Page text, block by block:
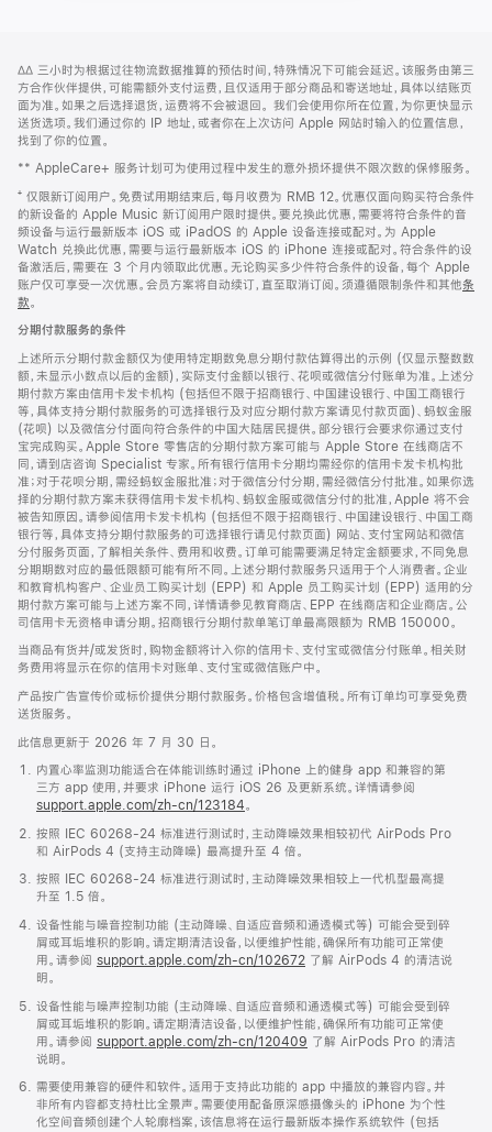
页
页
脚
注
∆∆ 三小时为根据过往物流数据推算的预估时间，特殊情况下可能会延迟。该服务由第三
方合作伙伴提供，可能需额外支付运费，且仅适用于部分商品和寄送地址，具体以结账页
面为准。如果之后选择退货，运费将不会被退回。 我们会使用你所在位置，为你更快显示
送货选项。我们通过你的 IP 地址，或者你在上次访问 Apple 网站时输入的位置信息，
找到了你的位置。
** AppleCare+ 服务计划可为使用过程中发生的意外损坏提供不限次数的保修服务。
⁺ 仅限新订阅用户。免费试用期结束后，每月收费为 RMB 12。优惠仅面向购买符合条件
的新设备的 Apple Music 新订阅用户限时提供。要兑换此优惠，需要将符合条件的音
频设备与运行最新版本 iOS 或 iPadOS 的 Apple 设备连接或配对。为 Apple
Watch 兑换此优惠，需要与运行最新版本 iOS 的 iPhone 连接或配对。符合条件的设
备激活后，需要在 3 个月内领取此优惠。无论购买多少件符合条件的设备，每个 Apple
账户仅可享受一次优惠。会员方案将自动续订，直至取消订阅。须遵循限制条件和其他条
款。
窗
口
中
打
开)
分期付款服务的条件
上述所示分期付款金额仅为使用特定期数免息分期付款估算得出的示例 (仅显示整数数
额，未显示小数点以后的金额)，实际支付金额以银行、花呗或微信分付账单为准。上述分
期付款方案由信用卡发卡机构 (包括但不限于招商银行、中国建设银行、中国工商银行
等，具体支持分期付款服务的可选择银行及对应分期付款方案请见付款页面)、蚂蚁金服
(花呗) 以及微信分付面向符合条件的中国大陆居民提供。部分银行会要求你通过支付
宝完成购买。Apple Store 零售店的分期付款方案可能与 Apple Store 在线商店不
同，请到店咨询 Specialist 专家。所有银行信用卡分期均需经你的信用卡发卡机构批
准；对于花呗分期，需经蚂蚁金服批准；对于微信分付分期，需经微信分付批准。如果你选
择的分期付款方案未获得信用卡发卡机构、蚂蚁金服或微信分付的批准，Apple 将不会
被告知原因。请参阅信用卡发卡机构 (包括但不限于招商银行、中国建设银行、中国工商
银行等，具体支持分期付款服务的可选择银行请见付款页面) 网站、支付宝网站和微信
分付服务页面，了解相关条件、费用和收费。订单可能需要满足特定金额要求，不同免息
分期期数对应的最低限额可能有所不同。上述分期付款服务只适用于个人消费者。企业
和教育机构客户、企业员工购买计划 (EPP) 和 Apple 员工购买计划 (EPP) 适用的分
期付款方案可能与上述方案不同，详情请参见教育商店、EPP 在线商店和企业商店。公
司信用卡无资格申请分期。招商银行分期付款单笔订单最高限额为 RMB 150000。
当商品有货并/或发货时，购物金额将计入你的信用卡、支付宝或微信分付账单。相关财
务费用将显示在你的信用卡对账单、支付宝或微信账户中。
产品按广告宣传价或标价提供分期付款服务。价格包含增值税。所有订单均可享受免费
送货服务。
此信息更新于 2026 年 7 月 30 日。
内置心率监测功能适合在体能训练时通过 iPhone 上的健身 app 和兼容的第
三方 app 使用，并要求 iPhone 运行 iOS 26 及更新系统。详情请参阅
support.apple.com/zh-cn/123184。
按照 IEC 60268-24 标准进行测试时，主动降噪效果相较初代 AirPods Pro
和 AirPods 4 (支持主动降噪) 最高提升至 4 倍。
按照 IEC 60268-24 标准进行测试时，主动降噪效果相较上一代机型最高提
升至 1.5 倍。
设备性能与噪音控制功能 (主动降噪、自适应音频和通透模式等) 可能会受到碎
屑或耳垢堆积的影响。请定期清洁设备，以便维护性能，确保所有功能可正常使
用。请参阅 support.apple.com/zh-cn/102672 了解 AirPods 4 的清洁说
明。
设备性能与噪声控制功能 (主动降噪、自适应音频和通透模式等) 可能会受到碎
屑或耳垢堆积的影响。请定期清洁设备，以便维护性能，确保所有功能可正常使
用。请参阅 support.apple.com/zh-cn/120409 了解 AirPods Pro 的清洁
说明。
需要使用兼容的硬件和软件。适用于支持此功能的 app 中播放的兼容内容。并
非所有内容都支持杜比全景声。需要使用配备原深感摄像头的 iPhone 为个性
化空间音频创建个人轮廓档案，该信息将在运行最新版本操作系统软件 (包括